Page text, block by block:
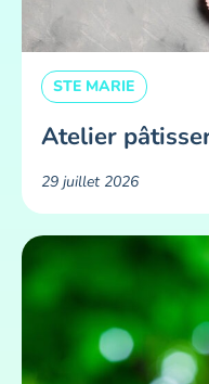
STE MARIE
Atelier
29 juillet 2026